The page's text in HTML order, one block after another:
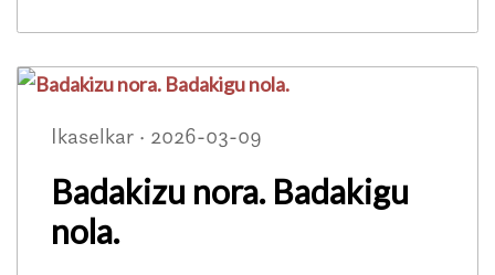
Ikaselkar · 2026-03-09
Badakizu nora. Badakigu
nola.